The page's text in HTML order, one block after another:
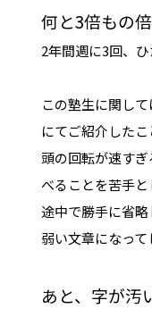
何と3倍もの
2年間週に3回、
この塾生に関し
にてご紹介したこ
頭の回転が速す
べることを苦手と
途中で勝手に省
弱い文章になって
あと、字が汚